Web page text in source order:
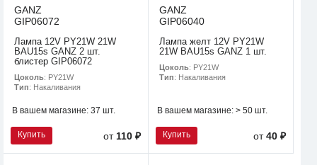
GANZ
GIP06072
Лампа 12V PY21W 21W
BAU15s GANZ 2 шт.
блистер GIP06072
Цоколь: PY21W
Тип: Накаливания
В вашем магазине: 37 шт.
Купить от110 ₽
GANZ
GIP06040
Лампа желт 12V PY21W
21W BAU15s GANZ 1 шт.
Цоколь: PY21W
Тип: Накаливания
В вашем магазине: > 50 шт.
Купить от40 ₽